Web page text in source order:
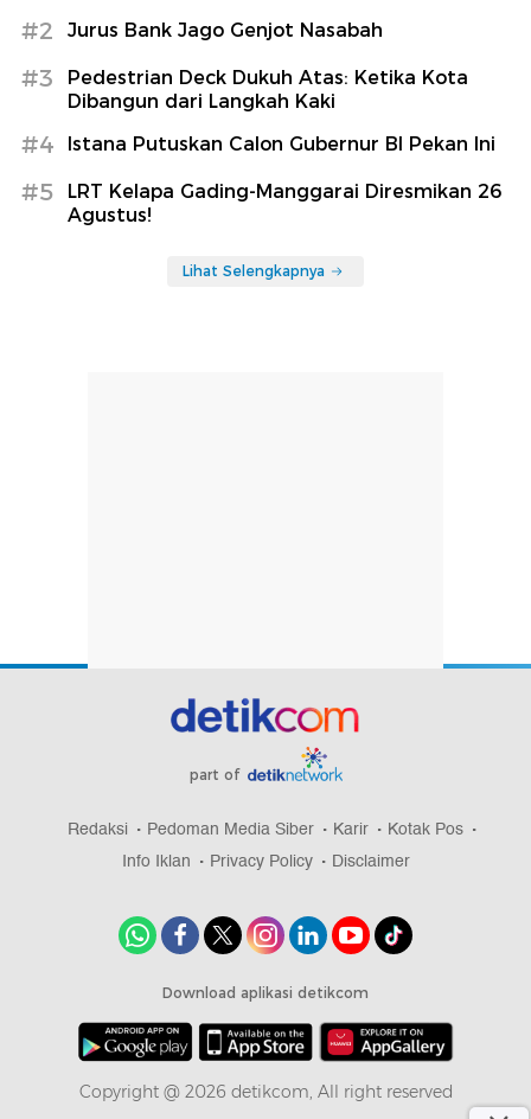
#2 Jurus Bank Jago Genjot Nasabah
#3
Pedestrian Deck Dukuh Atas: Ketika Kota
Dibangun dari Langkah Kaki
#4 Istana Putuskan Calon Gubernur BI Pekan Ini
#5
LRT Kelapa Gading-Manggarai Diresmikan 26
Agustus!
Lihat Selengkapnya
part of
Redaksi Pedoman Media Siber Karir
Kotak Pos
Info Iklan
Privacy Policy Disclaimer
Download aplikasi detikcom
Copyright @ 2026 detikcom, All right reserved